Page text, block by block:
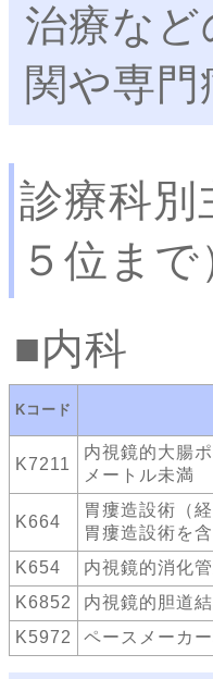
治療な
関や専
診療科別
５位まで
内科
Kコード
K7211
内視鏡的大腸
メートル未満
K664
胃瘻造設術（
胃瘻造設術を含
K654
内視鏡的消化
K6852
内視鏡的胆道
K5972
ペースメーカ